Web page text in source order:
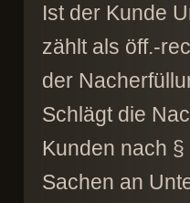
Ist der Kunde
zählt als öff.-
der
Schlägt die
Kunden nach
Sachen an